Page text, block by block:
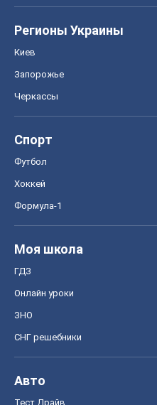
Регионы Украины
Киев
Запорожье
Черкассы
Спорт
Футбол
Хоккей
Формула-1
Моя школа
ГДЗ
Онлайн уроки
ЗНО
СНГ решебники
Авто
Тест Драйв